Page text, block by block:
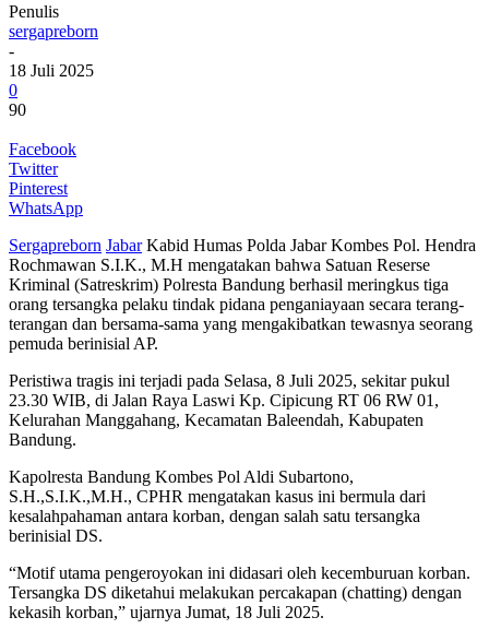
Penulis
sergapreborn
-
18 Juli 2025
0
90
Facebook
Twitter
Pinterest
WhatsApp
Sergapreborn JabarKabid Humas Polda Jabar Kombes Pol. Hendra
Rochmawan S.I.K., M.H mengatakan bahwa Satuan Reserse
Kriminal (Satreskrim) Polresta Bandung berhasil meringkus tiga
orang tersangka pelaku tindak pidana penganiayaan secara terang-
terangan dan bersama-sama yang mengakibatkan tewasnya seorang
pemuda berinisial AP.
Peristiwa tragis ini terjadi pada Selasa, 8 Juli 2025, sekitar pukul
23.30 WIB, di Jalan Raya Laswi Kp. Cipicung RT 06 RW 01,
Kelurahan Manggahang, Kecamatan Baleendah, Kabupaten
Bandung.
Kapolresta Bandung Kombes Pol Aldi Subartono,
S.H.,S.I.K.,M.H., CPHR mengatakan kasus ini bermula dari
kesalahpahaman antara korban, dengan salah satu tersangka
berinisial DS.
“Motif utama pengeroyokan ini didasari oleh kecemburuan korban.
Tersangka DS diketahui melakukan percakapan (chatting) dengan
kekasih korban,” ujarnya Jumat, 18 Juli 2025.